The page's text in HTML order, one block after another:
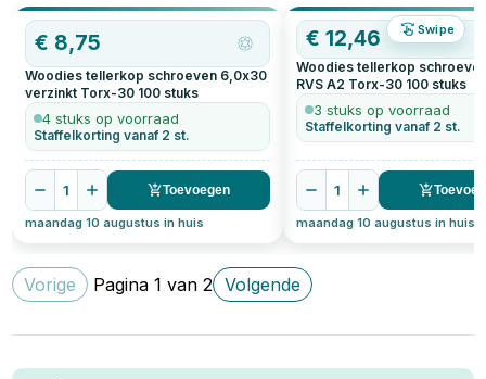
Swipe
€ 8,75
Woodies tellerkop schroeven 6,0x30
verzinkt Torx-30 100 stuks
4 stuks op voorraad
Staffelkorting vanaf 2 st.
1 Toevoegen
maandag 10 augustus in huis
€12,46
Woodies tellerkop
RVS A2 Torx-30 100 stuks
3 stuks op voorraad
Staffelkorting vanaf 2 st.
1
maandag 10 augustus in huis
Vorige Pagina1 van2 Volgende